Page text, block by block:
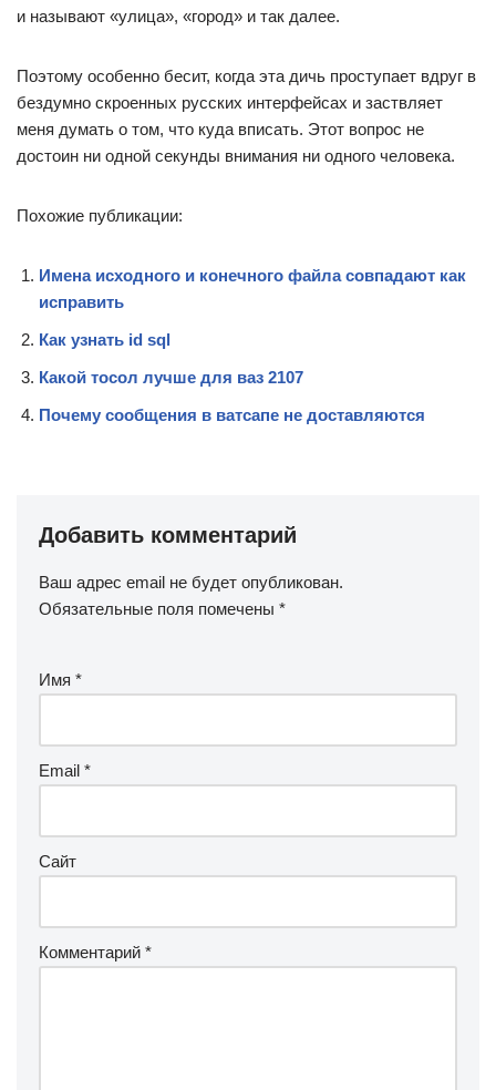
и называют «улица», «город» и так далее.
Поэтому особенно бесит, когда эта дичь проступает вдруг в
бездумно скроенных русских интерфейсах и заствляет
меня думать о том, что куда вписать. Этот вопрос не
достоин ни одной секунды внимания ни одного человека.
Похожие публикации:
Имена исходного и конечного файла совпадают как
исправить
Как узнать id sql
Какой тосол лучше для ваз 2107
Почему сообщения в ватсапе не доставляются
Добавить комментарий
Ваш адрес email не будет опубликован.
Обязательные поля помечены *
Имя *
Email *
Сайт
Комментарий *